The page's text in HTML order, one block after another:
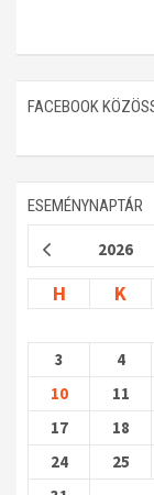
FACEBOOK
ESEMÉNYNAPTÁR
2026
H K
3
4
10
11
17
18
24
25